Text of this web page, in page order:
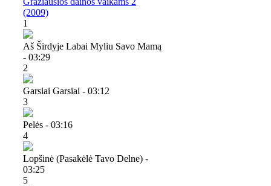
(2009)
1
Aš Širdyje Labai Myliu Savo Mamą
- 03:29
2
Garsiai Garsiai - 03:12
3
Pelės - 03:16
4
Lopšinė (pasakėlė Tavo Delne) -
03:25
5